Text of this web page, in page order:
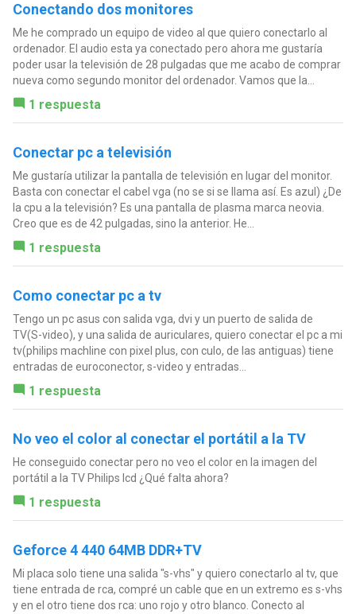
Conectando dos monitores
Me he comprado un equipo de video al que quiero conectarlo al
ordenador. El audio esta ya conectado pero ahora me gustaría
poder usar la televisión de 28 pulgadas que me acabo de comprar
nueva como segundo monitor del ordenador. Vamos que la...
1 respuesta
Conectar pc a televisión
Me gustaría utilizar la pantalla de televisión en lugar del monitor.
Basta con conectar el cabel vga (no se si se llama así. Es azul) ¿De
la cpu a la televisión? Es una pantalla de plasma marca neovia.
Creo que es de 42 pulgadas, sino la anterior. He...
1 respuesta
Como conectar pc a tv
Tengo un pc asus con salida vga, dvi y un puerto de salida de
TV(S-video), y una salida de auriculares, quiero conectar el pc a mi
tv(philips machline con pixel plus, con culo, de las antiguas) tiene
entradas de euroconector, s-video y entradas...
1 respuesta
No veo el color al conectar el portátil a la TV
He conseguido conectar pero no veo el color en la imagen del
portátil a la TV Philips lcd ¿Qué falta ahora?
1 respuesta
Geforce 4 440 64MB DDR+TV
Mi placa solo tiene una salida "s-vhs" y quiero conectarlo al tv, que
tiene entrada de rca, compré un cable que en un extremo es s-vhs
y en el otro tiene dos rca: uno rojo y otro blanco. Conecto al